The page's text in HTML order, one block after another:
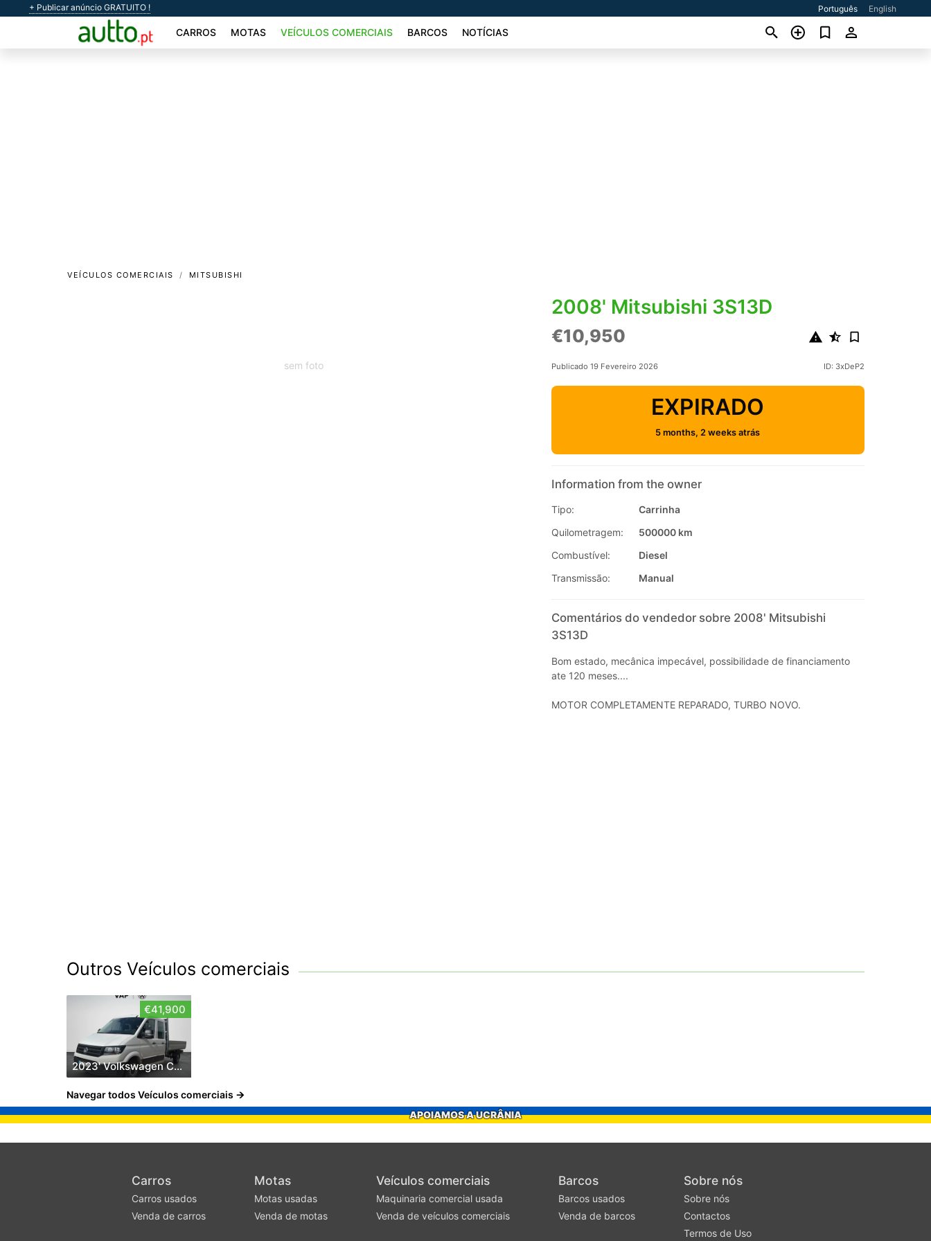
+ Publicar anúncio GRATUITO ! Português English
CARROS MOTAS VEÍCULOS COMERCIAIS BARCOS NOTÍCIAS
VEÍCULOS COMERCIAIS MITSUBISHI
sem foto
2008' Mitsubishi 3S13D
€10,950
Publicado 19 Fevereiro 2026 ID: 3xDeP2
EXPIRADO
5 months, 2 weeks atrás
Information from the owner
Tipo:
Carrinha
Quilometragem:
500000 km
Combustível:
Diesel
Transmissão:
Manual
Comentários do vendedor sobre 2008' Mitsubishi
3S13D
Bom estado, mecânica impecável, possibilidade de financiamento
ate 120 meses....
MOTOR COMPLETAMENTE REPARADO, TURBO NOVO.
Outros Veículos comerciais
€41,900
2023' Volkswagen Crafter 35 CCb Dpl L4 2.0TDI
Navegar todos Veículos comerciais
APOIAMOS A UCRÂNIA
Carros
Carros usados
Venda de carros
Motas
Motas usadas
Venda de motas
Veículos comerciais
Maquinaria comercial usada
Venda de veículos comerciais
Barcos
Barcos usados
Venda de barcos
Sobre nós
Sobre nós
Contactos
Termos de Uso